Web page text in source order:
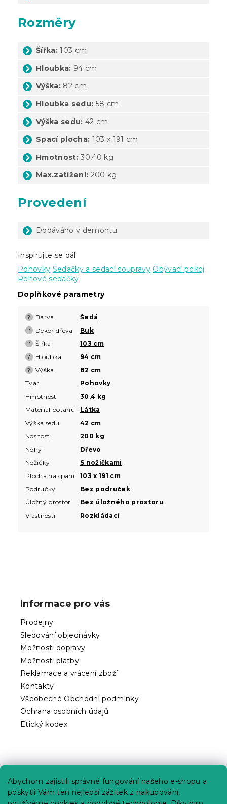
Abychom zajistili správné fungování našeho e-shopu a
poskytli Vám ten nejlepší zážitek z nakupování,
Rozměry
Šířka: 103 cm
Hloubka: 94 cm
Výška: 82 cm
Hloubka sedu: 58 cm
Výška sedu: 42 cm
Spací plocha: 103 x 191 cm
Hmotnost: 30,40 kg
Max.zatížení: 200 kg
Provedení
Dodáváno v demontu
Inspirujte se dál
Pohovky Sedačky a sedací soupravy Obývací pokoj
Rohové sedačky
Doplňkové parametry
? Barva Šedá
? Dekor dřeva Buk
? Šířka 103 cm
? Hloubka 94 cm
? Výška
82 cm
Tvar
Pohovky
Hmotnost
30,4 kg
Materiál potahu
Látka
Výška sedu
42 cm
Nosnost
200 kg
Nohy
Dřevo
Nožičky
S nožičkami
Plocha na spaní
103 x 191 cm
Područky
Bez područek
Úložný prostor
Bez úložného prostoru
Vlastnosti
Rozkládací
Informace pro vás
Prodejny
Sledování objednávky
Možnosti dopravy
Možnosti platby
Reklamace a vrácení zboží
Kontakty
Všeobecné Obchodní podmínky
Ochrana osobních údajů
Etický kodex
Kariéra